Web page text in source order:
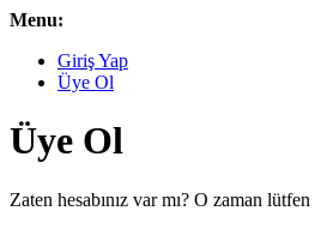
Menu:
Giriş Yap
Üye Ol
Üye Ol
Zaten hesabınız var mı? O zaman lütfen